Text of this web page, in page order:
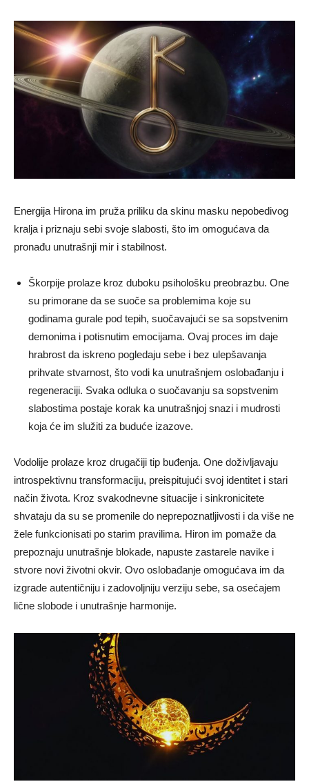
Energija Hirona im pruža priliku da skinu masku nepobedivog
kralja i priznaju sebi svoje slabosti, što im omogućava da
pronađu unutrašnji mir i stabilnost.
Škorpije prolaze kroz duboku psihološku preobrazbu. One
su primorane da se suoče sa problemima koje su
godinama gurale pod tepih, suočavajući se sa sopstvenim
demonima i potisnutim emocijama. Ovaj proces im daje
hrabrost da iskreno pogledaju sebe i bez ulepšavanja
prihvate stvarnost, što vodi ka unutrašnjem oslobađanju i
regeneraciji. Svaka odluka o suočavanju sa sopstvenim
slabostima postaje korak ka unutrašnjoj snazi i mudrosti
koja će im služiti za buduće izazove.
Vodolije prolaze kroz drugačiji tip buđenja. One doživljavaju
introspektivnu transformaciju, preispitujući svoj identitet i stari
način života. Kroz svakodnevne situacije i sinkronicitete
shvataju da su se promenile do neprepoznatljivosti i da više ne
žele funkcionisati po starim pravilima. Hiron im pomaže da
prepoznaju unutrašnje blokade, napuste zastarele navike i
stvore novi životni okvir. Ovo oslobađanje omogućava im da
izgrade autentičniju i zadovoljniju verziju sebe, sa osećajem
lične slobode i unutrašnje harmonije.